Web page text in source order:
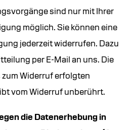
sind nur mit Ihrer
möglich. Sie können eine
jederzeit widerrufen. Dazu
per E-Mail an uns. Die
zum Widerruf erfolgten
vom Widerruf unberührt.
die Datenerhebung in